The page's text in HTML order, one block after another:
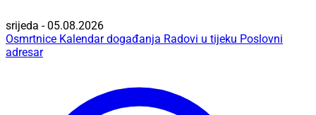
srijeda - 05.08.2026
Osmrtnice Kalendar događanja Radovi u tijeku Poslovni
adresar